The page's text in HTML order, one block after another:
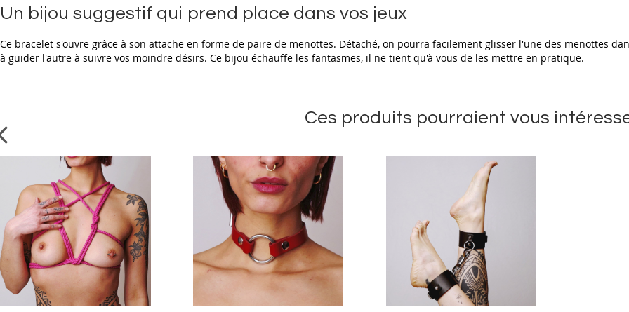
Un bijou suggestif qui prend place dans vos jeux
Ce bracelet s'ouvre grâce à son attache en forme de paire de menottes. Détaché, on pourra facilement glisser l'une des menottes
à guider l'autre à suivre vos moindre désirs. Ce bijou échauffe les fantasmes, il ne tient qu'à vous de les mettre en pratique.
Ces produits pourraient vous